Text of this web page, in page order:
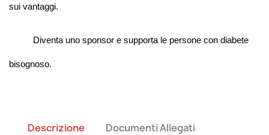
sui vantaggi.
Diventa uno sponsor e supporta le persone con diabete
bisognoso.
Descrizione Documenti Allegati